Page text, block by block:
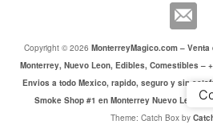
Copyright © 2026 MonterreyMagico.com – Venta
Monterrey, Nuevo Leon, Edibles, Comestibles –
Envios a todo Mexico, rapido, seguro y sin
Smoke Shop #1 en Monterrey Nuevo Leon
.
Theme: Catch Box by